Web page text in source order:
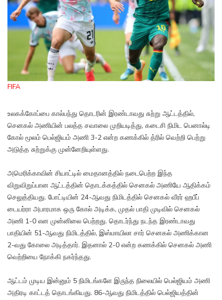
FIFA
உலகக்கோப்பை கால்பந்து தொடரின் இரண்டாவது சுற்று ஆட்டத்தில்,
செனகல் அணியின் பலத்த சவாலை முறியடித்து, கடைசி நிமிட பெனால்டி
கோல் மூலம் பெல்ஜியம் அணி 3-2 என்ற கணக்கில் த்ரில் வெற்றி பெற்று
அடுத்த சுற்றுக்கு முன்னேறியுள்ளது.
அமெரிக்காவின் சியாட்டில் மைதானத்தில் நடைபெற்ற இந்த
விறுவிறுப்பான ஆட்டத்தின் தொடக்கத்தில் செனகல் அணியே ஆதிக்கம்
செலுத்தியது. போட்டியின் 24-ஆவது நிமிடத்தில் செனகல் வீரர் ஹபீப்
டையர்ரா அபாரமாக ஒரு கோல் அடிக்க, முதல் பாதி முடிவில் செனகல்
அணி 1-0 என முன்னிலை பெற்றது. தொடர்ந்து நடந்த இரண்டாவது
பாதியின் 51-ஆவது நிமிடத்தில், இஸ்மாயிலா சார் செனகல் அணிக்கான
2-வது கோலை அடித்தார். இதனால் 2-0 என்ற கணக்கில் செனகல் அணி
வெற்றியை நோக்கி நகர்ந்தது.
ஆட்டம் முடிய இன்னும் 5 நிமிடங்களே இருந்த நிலையில் பெல்ஜியம் அணி
அதிரடி காட்டத் தொடங்கியது. 86-ஆவது நிமிடத்தில் பெல்ஜியத்தின்